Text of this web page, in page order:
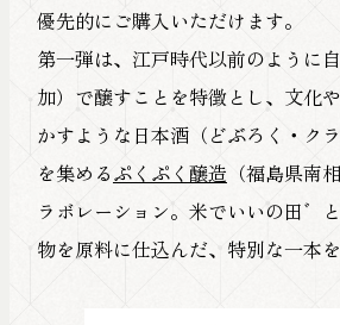
優先的にご購入いただけます。
第一弾は、江戸時代以前のように
加）で醸すことを特徴とし、文化
かすような日本酒（どぶろく・ク
を集めるぷくぷく醸造 （福島県南
ラボレーション。米でいいの田゛
物を原料に仕込んだ、特別な一本